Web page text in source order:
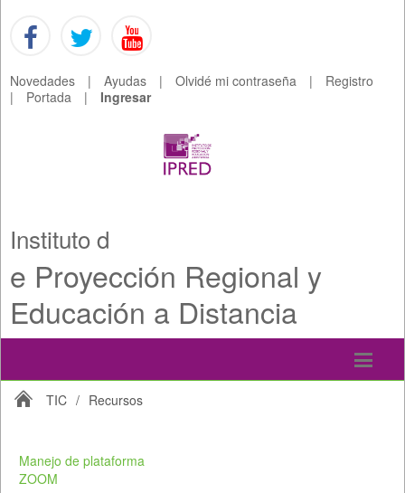
Novedades | Ayudas | Olvidé mi contraseña |
Registro
|
Portada | Ingresar
Instituto d
e Proyección Regional y
Educación a Distancia
TIC / Recursos
Manejo de plataforma
ZOOM